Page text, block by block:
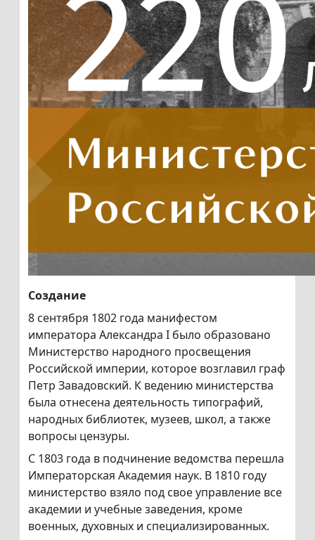
Создание
8 сентября 1802 года манифестом
императора Александра I было образовано
Министерство народного просвещения
Российской империи, которое возглавил граф
Петр Завадовский. К ведению министерства
была отнесена деятельность типографий,
народных библиотек, музеев, школ, а также
вопросы цензуры.
С 1803 года в подчинение ведомства перешла
Императорская Академия наук. В 1810 году
министерство взяло под свое управление все
академии и учебные заведения, кроме
военных, духовных и специализированных.